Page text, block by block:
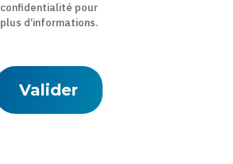
confidentialité pour
plus d’informations.